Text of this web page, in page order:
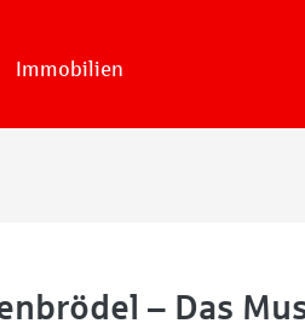
Immobilien
– Das